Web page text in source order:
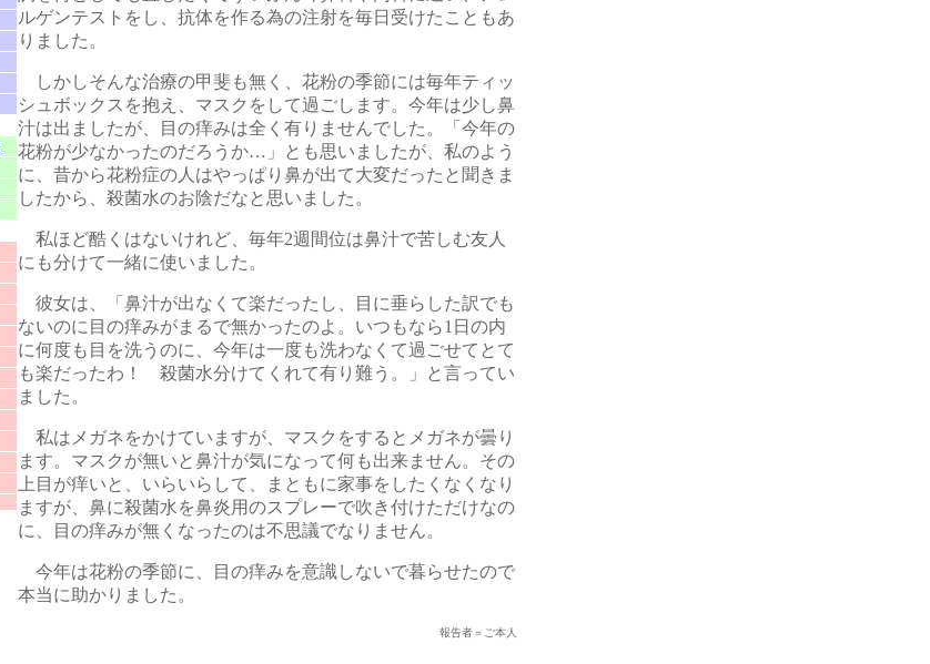
ルゲンテストをし、抗体を作る為の注射を毎日受けたこともあ
りました。
しかしそんな治療の甲斐も無く、花粉の季節には毎年ティッ
シュボックスを抱え、マスクをして過ごします。今年は少し鼻
汁は出ましたが、目の痒みは全く有りませんでした。「今年の
花粉が少なかったのだろうか…」とも思いましたが、私のよう
に、昔から花粉症の人はやっぱり鼻が出て大変だったと聞きま
したから、殺菌水のお陰だなと思いました。
私ほど酷くはないけれど、毎年2週間位は鼻汁で苦しむ友人
にも分けて一緒に使いました。
彼女は、「鼻汁が出なくて楽だったし、目に垂らした訳でも
ないのに目の痒みがまるで無かったのよ。いつもなら1日の内
に何度も目を洗うのに、今年は一度も洗わなくて過ごせてとて
も楽だったわ！ 殺菌水分けてくれて有り難う。」と言ってい
ました。
私はメガネをかけていますが、マスクをするとメガネが曇り
ます。マスクが無いと鼻汁が気になって何も出来ません。その
上目が痒いと、いらいらして、まともに家事をしたくなくなり
ますが、鼻に殺菌水を鼻炎用のスプレーで吹き付けただけなの
に、目の痒みが無くなったのは不思議でなりません。
今年は花粉の季節に、目の痒みを意識しないで暮らせたので
本当に助かりました。
報告者＝ご本人